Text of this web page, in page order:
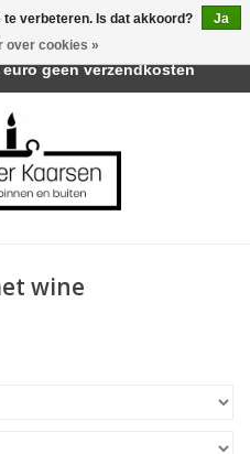
wine
verbeteren. Is dat akkoord?
Ja
over cookies »
& Cadeau | Belvederelaan
geen verzendkosten